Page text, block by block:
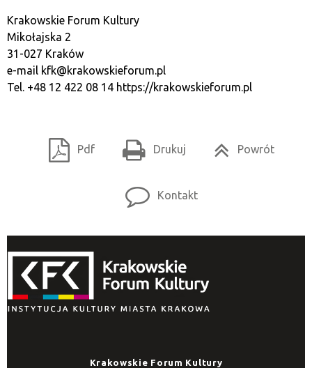
Krakowskie Forum Kultury
Mikołajska 2
31-027 Kraków
e-mail kfk@krakowskieforum.pl
Tel. +48 12 422 08 14 https://krakowskieforum.pl
Pdf Drukuj Powrót
Kontakt
Krakowskie Forum Kultury